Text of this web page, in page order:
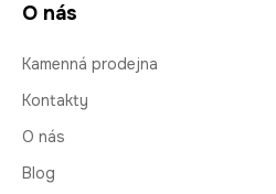
O nás
Kamenná prodejna
Kontakty
O nás
Blog